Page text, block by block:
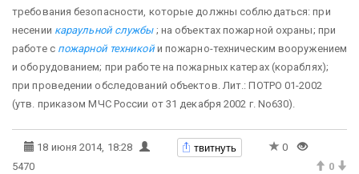
требования безопасности, которые должны соблюдаться: при
несении караульной службы; на объектах пожарной охраны; при
работе с пожарной техникойи пожарно-техническим вооружением
и оборудованием; при работе на пожарных катерах (кораблях);
при проведении обследований объектов. Лит.: ПОТРО 01-2002
(утв. приказом МЧС России от 31 декабря 2002 г. No630).
18 июня 2014, 18:28 твитнуть
0
5470
0